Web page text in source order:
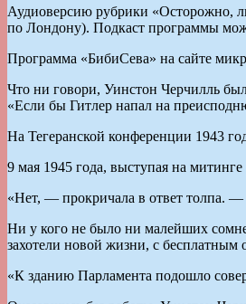
Аудиоверсию рубрики «Осторожно,
по Лондону). Подкаст программы
Программа «БибиСева» на сайте
Что ни говори, Уинстон Черчилль
«Если бы Гитлер напал на
На Тегеранской конференции 1943
9 мая 1945 года, выступая на
«Нет, — прокричала в ответ толпа.
Ни у кого не было ни малейших
захотели новой жизни, с бесплатным
«К зданию Парламента подошло